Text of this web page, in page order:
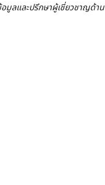
มูลและปรึกษาผู้เชี่ยวชาญด้าน